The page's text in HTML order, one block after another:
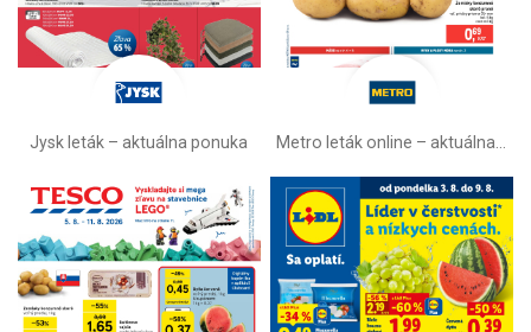
Jysk leták – aktuálna ponuka